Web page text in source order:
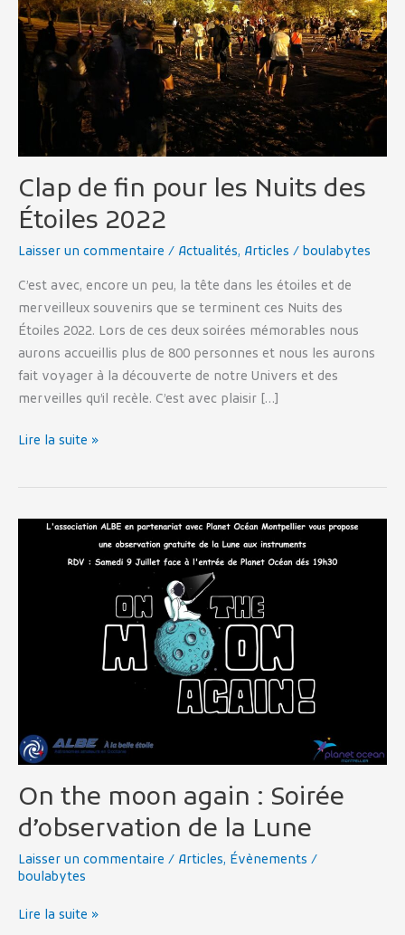
Clap de fin pour les Nuits des
Étoiles 2022
Laisser un commentaire / Actualités, Articles / boulabytes
C’est avec, encore un peu, la tête dans les étoiles et de
merveilleux souvenirs que se terminent ces Nuits des
Étoiles 2022. Lors de ces deux soirées mémorables nous
aurons accueillis plus de 800 personnes et nous les aurons
fait voyager à la découverte de notre Univers et des
merveilles qu’il recèle. C’est avec plaisir […]
des
Étoiles
2022
Lire la suite »
On the moon again : Soirée
d’observation de la Lune
Laisser un commentaire / Articles, Évènements /
boulabytes
Lune
Lire la suite »